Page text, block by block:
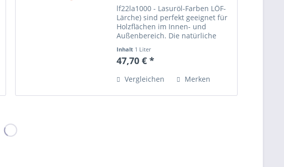
lf22la1000 - Lasuröl-Farben LÖF-
Lärche) sind perfekt geeignet für
Holzflächen im Innen- und
Außenbereich. Die natürliche
auch nach dem Anstrich der
Lasuröl-Farbe durch und wird
Inhalt 1 Liter
47,70 € *
Vergleichen Merken